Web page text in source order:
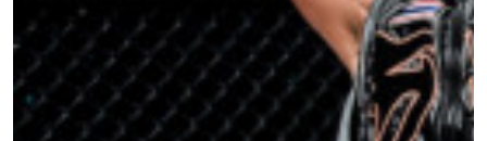
हाइलाइट्स देखें
सदस्यता लें
By submitting this form, you are agreeing to our
collection, use and disclosure of your information
under our
Privacy Policy. You may unsubscribe from